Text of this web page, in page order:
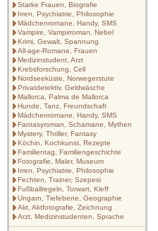
Starke Frauen, Biografie
Irren, Psychiatrie, Philosophie
Mädchenromane, Handy, SMS
Vampire, Vampirroman, Nebel
Krimi, Gewalt, Spannung
All-age-Romane, Frauen
Medizinstudent, Arzt
Krebsforschung, Cell
Nordseeküste, Norwegerstute
Privatdetektiv, Geldwäsche
Mallorca, Palma de Mallorca
Hunde, Tanz, Freundschaft
Mädchenromane, Handy, SMS
Fantasyroman, Schamane, Mythen
Mystery, Thriller, Fantasy
Köchin, Kochkunst, Rezepte
Familientag, Familiengeschichte
Fotografie, Maler, Museum
Irren, Psychiatrie, Philosophie
Fechten, Trainer, Szepesi
Fußballregeln, Torwart, Kleff
Ungarn, Tiefebene, Geographie
Akt, Aktfotografie, Zeichnung
Arzt, Medizinstudenten, Sprache